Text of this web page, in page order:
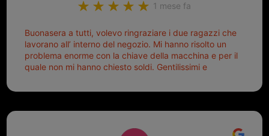
1 mese fa
Buonasera a tutti, volevo ringraziare i due ragazzi che
lavorano all’ interno del negozio. Mi hanno risolto un
problema enorme con la chiave della macchina e per il
quale non mi hanno chiesto soldi. Gentilissimi e
Sicuramente tornerò qui per qualsiasi altro problema.